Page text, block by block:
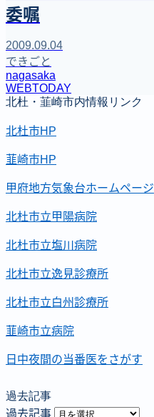
委嘱
2009.09.04
できごと
nagasaka
WEBTODAY
北杜・韮崎市内情報リンク
北杜市HP
韮崎市HP
甲府地方気象台ホームページ
北杜市立甲陽病院
北杜市立塩川病院
北杜市立逸見診療所
北杜市立白州診療所
韮崎市立病院
日中夜間の当番医をさがす
過去記事
過去記事